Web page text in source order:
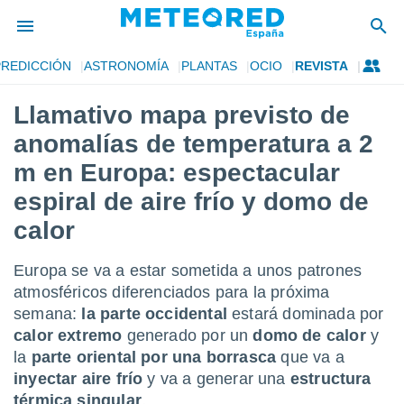
de
por
la
que se
calidad.
a este
y
forma
digital
basada
ASTRONOMÍA PLANTAS OCIO REVISTA
Llamativo mapa previsto de
anomalías de temperatura a 2
m en Europa: espectacular
espiral de aire frío y domo de
calor
Europa se va a estar sometida a unos patrones
atmosféricos diferenciados para la próxima
semana: la parte occidentalestará dominada por
calor extremo generado por un domo de calory
la parte oriental por una borrasca que va a
inyectar aire frío y va a generar una estructura
térmica singular.